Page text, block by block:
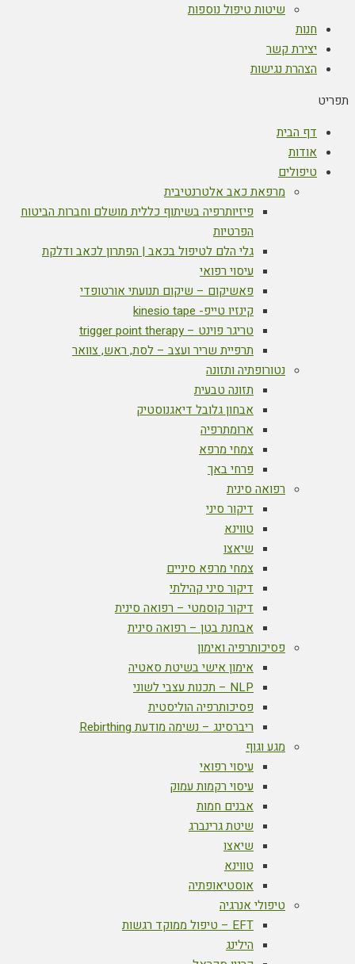
שיטות טיפול נוספות
חנות
יצירת קשר
הצהרת נגישות
תפריט
דף הבית
אודות
טיפולים
מרפאת כאב אלטרנטיבית
פיזיותרפיה בשיתוף כללית מושלם וחברות הביטוח
הפרטיות
גלי הלם לטיפול בכאב | הפתרון לכאב ודלקת
עיסוי רפואי
פאשיקום – שיקום תנועתי אורטופדי
קינזיו טייפ- kinesio tape
טריגר פוינט – trigger point therapy
תרפיית שריר ועצב – לסת, ראש, צוואר
נטורופתיה ותזונה
תזונה טבעית
אבחון גלובל דיאגנוסטיק
ארומתרפיה
צמחי מרפא
פרחי באך
רפואה סינית
דיקור סיני
טווינא
שיאצו
צמחי מרפא סיניים
דיקור סיני קהילתי
דיקור קוסמטי – רפואה סינית
אבחנת בטן – רפואה סינית
פסיכותרפיה ואימון
אימון אישי בשיטת סאטיה
NLP – תכנות עצבי לשוני
פסיכותרפיה הוליסטית
ריברסינג – נשימה מודעת Rebirthing
מגע וגוף
עיסוי רפואי
עיסוי רקמות עמוק
אבנים חמות
שיטת גרינברג
שיאצו
טווינא
אוסטיאופתיה
טיפולי אנרגיה
EFT – טיפול ממוקד רגשות
הילינג